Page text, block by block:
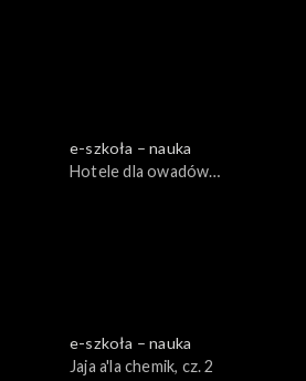
e-szkoła – nauka
Hotele dla owadów
e-szkoła – nauka
Jaja a'la chemik, cz. 2